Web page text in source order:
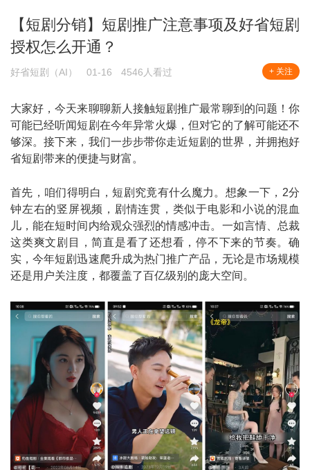
【短剧分销】短剧推广注意事项及好省短剧
授权怎么开通？
好省短剧（AI） 01-16 4546人看过 + 关注
大家好，今天来聊聊新人接触短剧推广最常聊到的问题！你
可能已经听闻短剧在今年异常火爆，但对它的了解可能还不
够深。接下来，我们一步步带你走近短剧的世界，并拥抱好
省短剧带来的便捷与财富。
首先，咱们得明白，短剧究竟有什么魔力。想象一下，2分
钟左右的竖屏视频，剧情连贯，类似于电影和小说的混血
儿，能在短时间内给观众强烈的情感冲击。一如言情、总裁
这类爽文剧目，简直是看了还想看，停不下来的节奏。确
实，今年短剧迅速爬升成为热门推广产品，无论是市场规模
还是用户关注度，都覆盖了百亿级别的庞大空间。